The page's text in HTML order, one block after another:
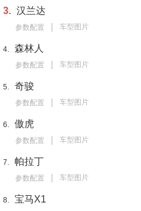
3. 汉兰达
参数配置 车型图片
4. 森林人
参数配置 车型图片
5. 奇骏
参数配置 车型图片
6. 傲虎
参数配置 车型图片
7. 帕拉丁
参数配置 车型图片
8. 宝马X1